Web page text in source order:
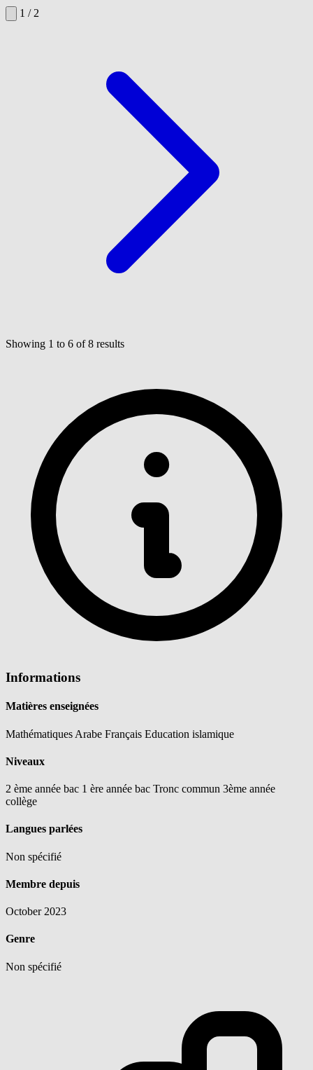
1 / 2
Showing 1 to 6 of8 results
Informations
Matières enseignées
Mathématiques Arabe Français Education islamique
Niveaux
2 ème année bac 1 ère année bac Tronc commun 3ème année
collège
Langues parlées
Non spécifié
Membre depuis
October 2023
Genre
Non spécifié